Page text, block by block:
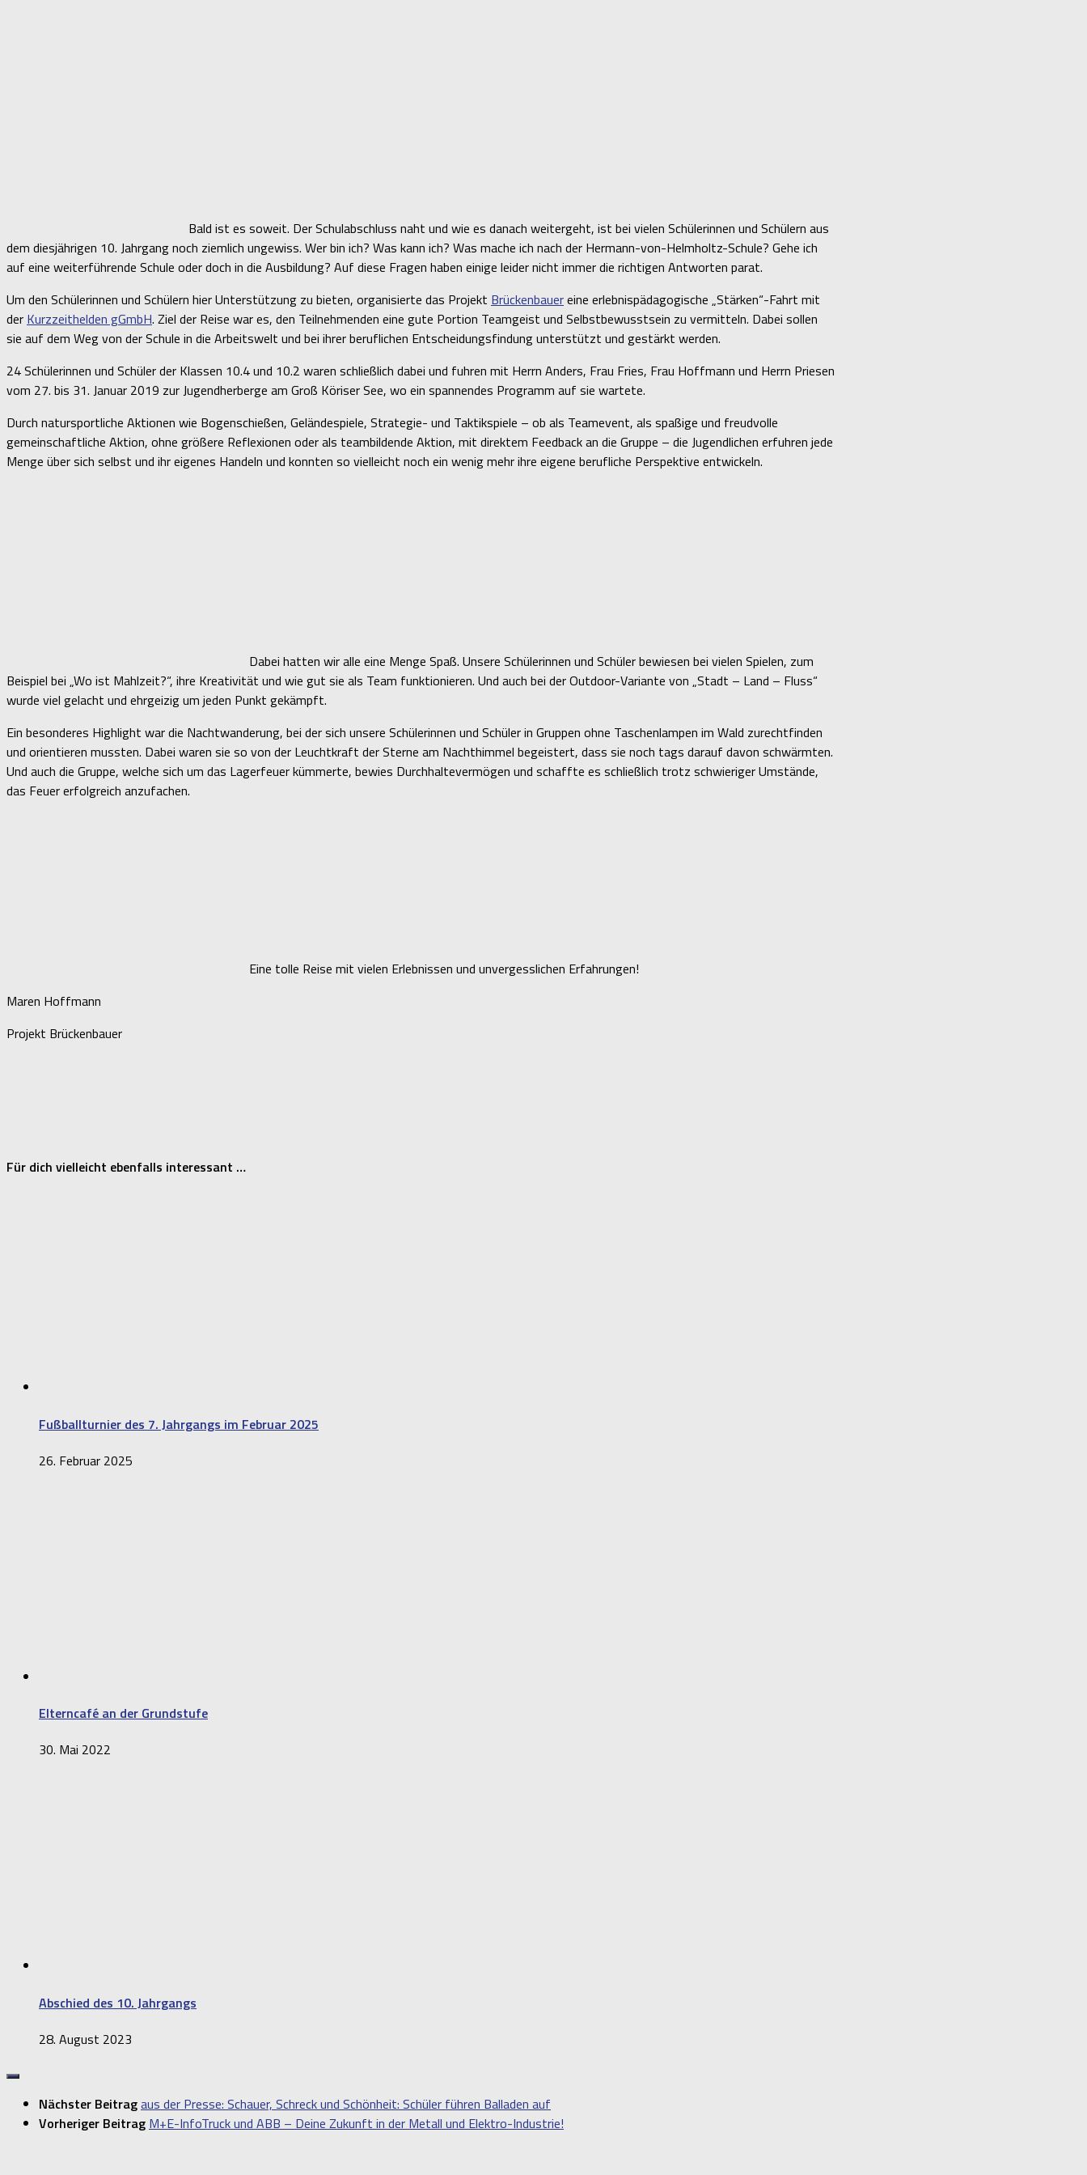
Bald ist es soweit. Der Schulabschluss naht und wie es danach weitergeht, ist bei vielen Schülerinnen und Schülern aus
dem diesjährigen 10. Jahrgang noch ziemlich ungewiss. Wer bin ich? Was kann ich? Was mache ich nach der Hermann-von-Helmholtz-Schule? Gehe ich
auf eine weiterführende Schule oder doch in die Ausbildung? Auf diese Fragen haben einige leider nicht immer die richtigen Antworten parat.
Um den Schülerinnen und Schülern hier Unterstützung zu bieten, organisierte das Projekt Brückenbauereine erlebnispädagogische „Stärken“-Fahrt mit
der Kurzzeithelden gGmbH. Ziel der Reise war es, den Teilnehmenden eine gute Portion Teamgeist und Selbstbewusstsein zu vermitteln. Dabei sollen
sie auf dem Weg von der Schule in die Arbeitswelt und bei ihrer beruflichen Entscheidungsfindung unterstützt und gestärkt werden.
24 Schülerinnen und Schüler der Klassen 10.4 und 10.2 waren schließlich dabei und fuhren mit Herrn Anders, Frau Fries, Frau Hoffmann und Herrn Priesen
vom 27. bis 31. Januar 2019 zur Jugendherberge am Groß Köriser See, wo ein spannendes Programm auf sie wartete.
Durch natursportliche Aktionen wie Bogenschießen, Geländespiele, Strategie- und Taktikspiele – ob als Teamevent, als spaßige und freudvolle
gemeinschaftliche Aktion, ohne größere Reflexionen oder als teambildende Aktion, mit direktem Feedback an die Gruppe – die Jugendlichen erfuhren jede
Menge über sich selbst und ihr eigenes Handeln und konnten so vielleicht noch ein wenig mehr ihre eigene berufliche Perspektive entwickeln.
Dabei hatten wir alle eine Menge Spaß. Unsere Schülerinnen und Schüler bewiesen bei vielen Spielen, zum
Beispiel bei „Wo ist Mahlzeit?“, ihre Kreativität und wie gut sie als Team funktionieren. Und auch bei der Outdoor-Variante von „Stadt – Land – Fluss“
wurde viel gelacht und ehrgeizig um jeden Punkt gekämpft.
Ein besonderes Highlight war die Nachtwanderung, bei der sich unsere Schülerinnen und Schüler in Gruppen ohne Taschenlampen im Wald zurechtfinden
und orientieren mussten. Dabei waren sie so von der Leuchtkraft der Sterne am Nachthimmel begeistert, dass sie noch tags darauf davon schwärmten.
Und auch die Gruppe, welche sich um das Lagerfeuer kümmerte, bewies Durchhaltevermögen und schaffte es schließlich trotz schwieriger Umstände,
das Feuer erfolgreich anzufachen.
Eine tolle Reise mit vielen Erlebnissen und unvergesslichen Erfahrungen!
Maren Hoffmann
Projekt Brückenbauer
Für dich vielleicht ebenfalls interessant …
Fußballturnier des 7. Jahrgangs im Februar 2025
26. Februar 2025
Elterncafé an der Grundstufe
30. Mai 2022
Abschied des 10. Jahrgangs
28. August 2023
Nächster Beitragaus der Presse: Schauer, Schreck und Schönheit: Schüler führen Balladen auf
Vorheriger Beitrag M+E-InfoTruck und ABB – Deine Zukunft in der Metall und Elektro-Industrie!